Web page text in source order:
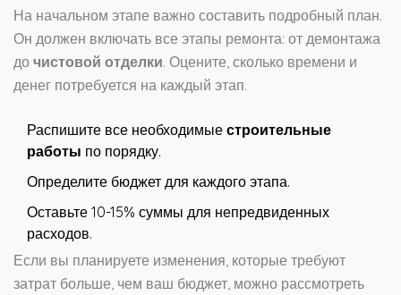
На начальном этапе важно составить подробный план.
Он должен включать все этапы ремонта: от демонтажа
до чистовой отделки. Оцените, сколько времени и
денег потребуется на каждый этап.
Распишите все необходимые строительные
работы по порядку.
Определите бюджет для каждого этапа.
Оставьте 10-15% суммы для непредвиденных
расходов.
Если вы планируете изменения, которые требуют
затрат больше, чем ваш бюджет, можно рассмотреть